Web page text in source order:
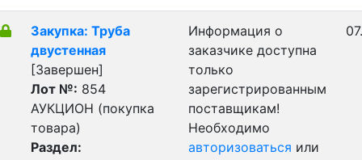
Закупка: Труба
двустенная
[Завершен]
Лот №: 854
АУКЦИОН (покупка
товара)
Раздел:
Информация о
заказчике доступна
только
зарегистрированным
поставщикам!
Необходимо
авторизоваться или